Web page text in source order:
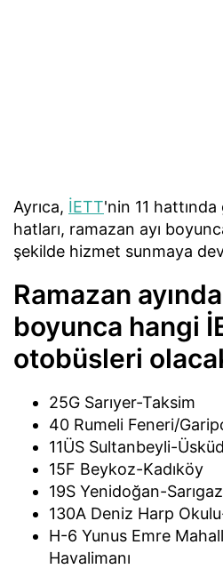
Ayrıca, İETT'nin 11
hatları, ramazan ayı
şekilde hizmet sunmaya
Ramazan
boyunca hangi
otobüsleri
25G Sarıyer-Taksim
40 Rumeli Feneri/
11ÜS Sultanbeyli-
15F Beykoz-Kadıköy
19S Yenidoğan-
130A Deniz Harp
H-6 Yunus Emre
Havalimanı